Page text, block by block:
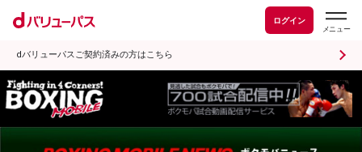
ログイン
dバリューパスご契約済みの方はこちら